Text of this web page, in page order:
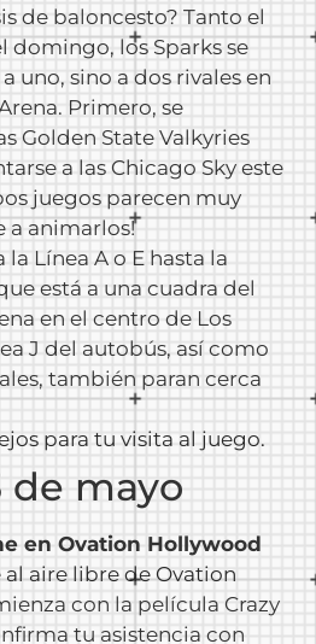
de baloncesto? Tanto el
domingo, los Sparks se
uno, sino a dos rivales en
Primero, se
Golden State Valkyries
a las Chicago Sky este
juegos parecen muy
a animarlos!
Línea A o E hasta la
está a una cuadra del
en el centro de Los
J del autobús, así como
también paran cerca
para tu visita al juego.
de mayo
en Ovation Hollywood
al aire libre de Ovation
con la película Crazy
tu asistencia con